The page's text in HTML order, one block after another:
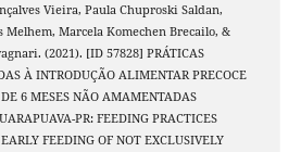
Vieira, Paula Chuproski Saldan,
Melhem, Marcela Komechen Brecailo, &
(2021). [ID 57828] PRÁTICAS
À INTRODUÇÃO ALIMENTAR PRECOCE
6 MESES NÃO AMAMENTADAS
PR: FEEDING PRACTICES
FEEDING OF NOT EXCLUSIVELY